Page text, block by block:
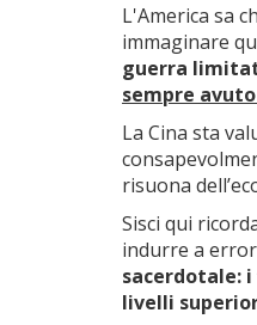
L'America sa
immaginare
guerra
sempre
La Cina sta
risuona
Sisci qui
indurre a
sacerdotale:
livelli